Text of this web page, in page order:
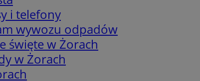
i telefony
wywozu odpadów
święte w Żorach
w Żorach